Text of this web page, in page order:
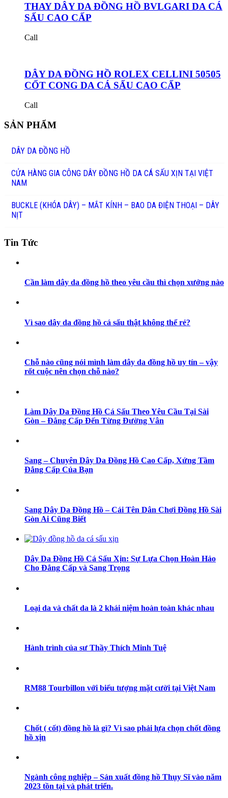
THAY DÂY DA ĐỒNG HỒ BVLGARI DA CÁ
SẤU CAO CẤP
Call
DÂY DA ĐỒNG HỒ ROLEX CELLINI 50505
CỐT CONG DA CÁ SẤU CAO CẤP
Call
SẢN PHẨM
DÂY DA ĐỒNG HỒ
CỬA HÀNG GIA CÔNG DÂY ĐỒNG HỒ DA CÁ SẤU XỊN TẠI VIỆT
NAM
BUCKLE (KHÓA DÂY) – MẮT KÍNH – BAO DA ĐIỆN THOẠI – DÂY
NỊT
Tin Tức
Cần làm dây da đồng hồ theo yêu cầu thì chọn xưởng nào
Vì sao dây da đồng hồ cá sấu thật không thể rẻ?
Chỗ nào cũng nói mình làm dây da đồng hồ uy tín – vậy
rốt cuộc nên chọn chỗ nào?
Làm Dây Da Đồng Hồ Cá Sấu Theo Yêu Cầu Tại Sài
Gòn – Đẳng Cấp Đến Từng Đường Vân
Sang – Chuyên Dây Da Đồng Hồ Cao Cấp, Xứng Tầm
Đẳng Cấp Của Bạn
Sang Dây Da Đồng Hồ – Cái Tên Dân Chơi Đồng Hồ Sài
Gòn Ai Cũng Biết
Dây Da Đồng Hồ Cá Sấu Xịn: Sự Lựa Chọn Hoàn Hảo
Cho Đẳng Cấp và Sang Trọng
Loại da và chất da là 2 khái niệm hoàn toàn khác nhau
Hành trình của sư Thầy Thích Minh Tuệ
RM88 Tourbillon với biểu tượng mặt cười tại Việt Nam
Chốt ( cốt) đồng hồ là gì? Vì sao phải lựa chọn chốt đồng
hồ xịn
Ngành công nghiệp – Sản xuất đồng hồ Thụy Sĩ vào năm
2023 tồn tại và phát triển.